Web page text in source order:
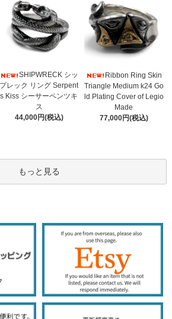
SHIPWRECK シッ
プレック リング Serpent
s Kiss シーサーペンツキ
ス
44,000円(税込)
Ribbon Ring Skin
Triangle Medium k24 Go
ld Plating Cover of Legio
Made
77,000円(税込)
もっと見る